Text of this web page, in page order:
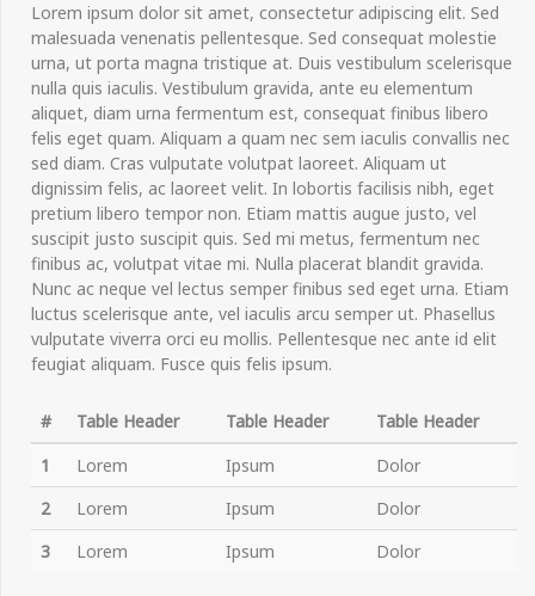
Lorem ipsum dolor sit amet, consectetur adipiscing elit. Sed
malesuada venenatis pellentesque. Sed consequat molestie
urna, ut porta magna tristique at. Duis vestibulum scelerisque
nulla quis iaculis. Vestibulum gravida, ante eu elementum
aliquet, diam urna fermentum est, consequat finibus libero
felis eget quam. Aliquam a quam nec sem iaculis convallis nec
sed diam. Cras vulputate volutpat laoreet. Aliquam ut
dignissim felis, ac laoreet velit. In lobortis facilisis nibh, eget
pretium libero tempor non. Etiam mattis augue justo, vel
suscipit justo suscipit quis. Sed mi metus, fermentum nec
finibus ac, volutpat vitae mi. Nulla placerat blandit gravida.
Nunc ac neque vel lectus semper finibus sed eget urna. Etiam
luctus scelerisque ante, vel iaculis arcu semper ut. Phasellus
vulputate viverra orci eu mollis. Pellentesque nec ante id elit
feugiat aliquam. Fusce quis felis ipsum.
# Table Header Table Header
Table Header
1
Lorem Ipsum
Dolor
2
Lorem Ipsum
Dolor
3
Lorem Ipsum Dolor